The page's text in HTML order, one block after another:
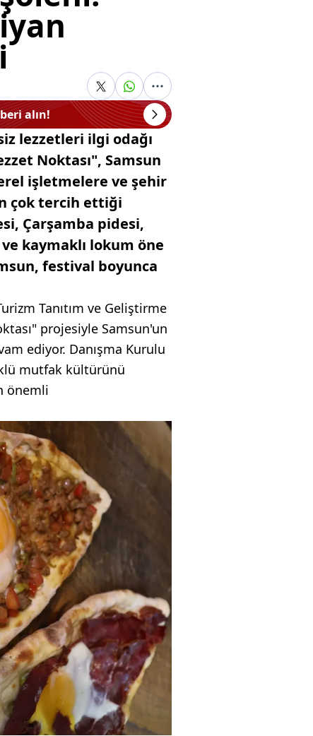
alın!
lezzetleri ilgi odağı
Noktası", Samsun
işletmelere ve şehir
çok tercih ettiği
Çarşamba pidesi,
kaymaklı lokum öne
festival boyunca
Tanıtım ve Geliştirme
projesiyle Samsun'un
ediyor. Danışma Kurulu
mutfak kültürünü
önemli